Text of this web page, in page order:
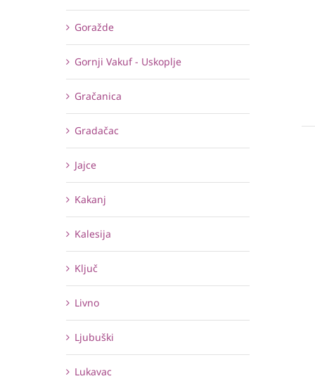
Goražde
Gornji Vakuf - Uskoplje
Gračanica
Gradačac
Jajce
Kakanj
Kalesija
Ključ
Livno
Ljubuški
Lukavac